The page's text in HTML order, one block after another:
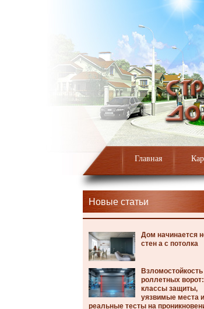
Главная
Новые статьи
Дом начинается
стен а с потолка
Взломостойкость
роллетных ворот:
классы защиты,
уязвимые места и
реальные тесты на